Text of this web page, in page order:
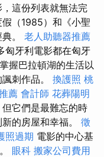
這份列表就無法完
（1985）和《小聖
。 老人助聽器推薦
匈牙利電影都在匈牙
握巴拉頓湖的生活以
刺作品。 換護照 桃
薦 會計師 花葬陽明
它們是最難忘的時
的房屋和幸福。 徵
照過期 電影的中心基
眼科 搬家公司費用